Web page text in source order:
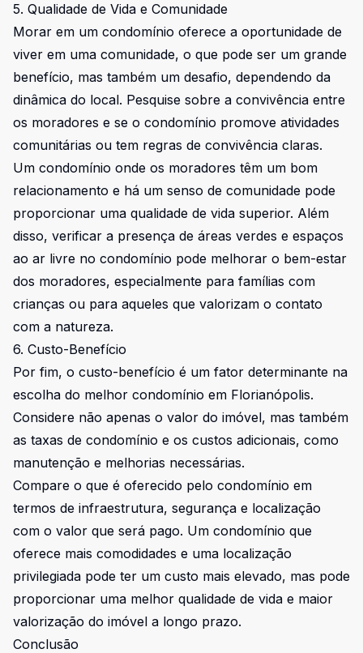
5. Qualidade de Vida e Comunidade
Morar em um condomínio oferece a oportunidade de
viver em uma comunidade, o que pode ser um grande
benefício, mas também um desafio, dependendo da
dinâmica do local. Pesquise sobre a convivência entre
os moradores e se o condomínio promove atividades
comunitárias ou tem regras de convivência claras.
Um condomínio onde os moradores têm um bom
relacionamento e há um senso de comunidade pode
proporcionar uma qualidade de vida superior. Além
disso, verificar a presença de áreas verdes e espaços
ao ar livre no condomínio pode melhorar o bem-estar
dos moradores, especialmente para famílias com
crianças ou para aqueles que valorizam o contato
com a natureza.
6. Custo-Benefício
Por fim, o custo-benefício é um fator determinante na
escolha do melhor condomínio em Florianópolis.
Considere não apenas o valor do imóvel, mas também
as taxas de condomínio e os custos adicionais, como
manutenção e melhorias necessárias.
Compare o que é oferecido pelo condomínio em
termos de infraestrutura, segurança e localização
com o valor que será pago. Um condomínio que
oferece mais comodidades e uma localização
privilegiada pode ter um custo mais elevado, mas pode
proporcionar uma melhor qualidade de vida e maior
valorização do imóvel a longo prazo.
Conclusão